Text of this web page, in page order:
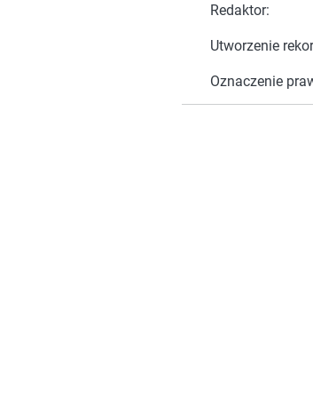
Redaktor:
Utworzenie
Oznaczenie